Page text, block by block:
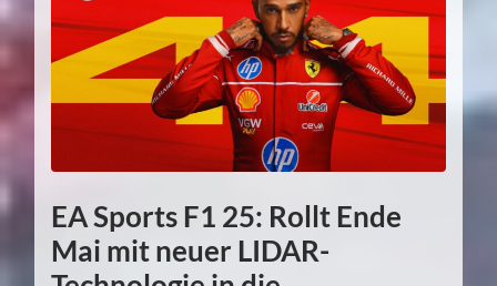
EA Sports F1 25: Rollt Ende
Mai mit neuer LIDAR-